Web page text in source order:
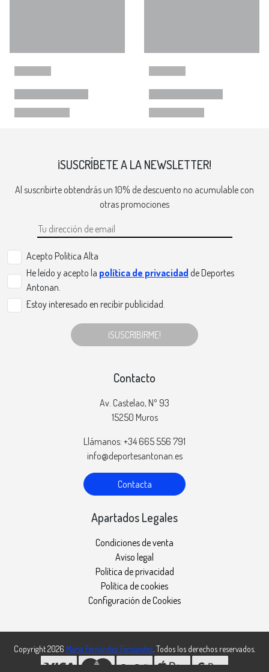
¡SUSCRÍBETE A LA NEWSLETTER!
Al suscribirte obtendrás un 10% de descuento no acumulable con
otras promociones
Acepto Politica Alta
He leído y acepto la política de privacidad de Deportes
Antonan.
Estoy interesado en recibir publicidad.
¡SUSCRIBIRME!
Contacto
Av. Castelao, Nº 93
15250 Muros
Llámanos: +34 665 556 791
info@deportesantonan.es
Contacta
Apartados Legales
Condiciones de venta
Aviso legal
Política de privacidad
Política de cookies
Configuración de Cookies
Copyright 2026 María Fernández Fernández . Todos los derechos reservados.